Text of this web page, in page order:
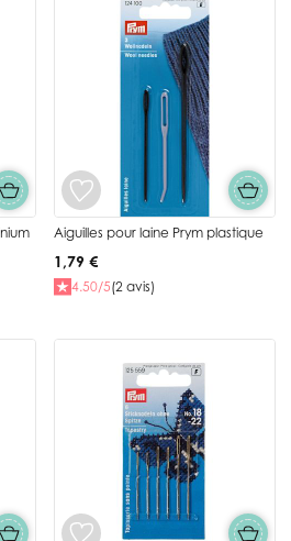
Aiguilles pour laine Prym plastique
1,79 €
4.50/5(2 avis)